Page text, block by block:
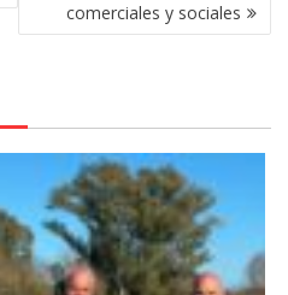
comerciales y sociales